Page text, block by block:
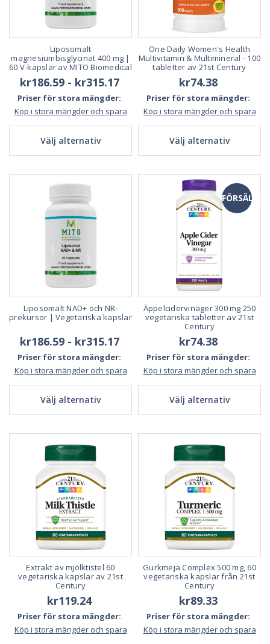
Liposomalt
magnesiumbisglycinat 400 mg |
60 V-kapslar av MITO Biomedical
kr186.59 - kr315.17
Priser för stora mängder:
Köp i stora mängder och spara
Välj alternativ
One Daily Women's Health
Multivitamin & Multimineral - 100
tabletter av 21st Century
kr74.38
Priser för stora mängder:
Köp i stora mängder och spara
Välj alternativ
Liposomalt NAD+ och NR-
prekursor | Vegetariska kapslar
kr186.59 - kr315.17
Priser för stora mängder:
Köp i stora mängder och spara
Välj alternativ
Äppelcidervinäger 300 mg 250
vegetariska tabletter av 21st
Century
kr74.38
Priser för stora mängder:
Köp i stora mängder och spara
Välj alternativ
Extrakt av mjölktistel 60
vegetariska kapslar av 21st
Century
kr119.24
Priser för stora mängder:
Köp i stora mängder och spara
Gurkmeja Complex 500 mg, 60
vegetariska kapslar från 21st
Century
kr89.33
Priser för stora mängder:
Köp i stora mängder och spara